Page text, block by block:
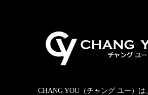
CHANG YOU（チャング ユー）